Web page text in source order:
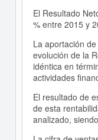
El Resultado
% entre 2015 y
La aportación
evolución de la
idéntica en
actividades
El resultado de
de esta
analizado,